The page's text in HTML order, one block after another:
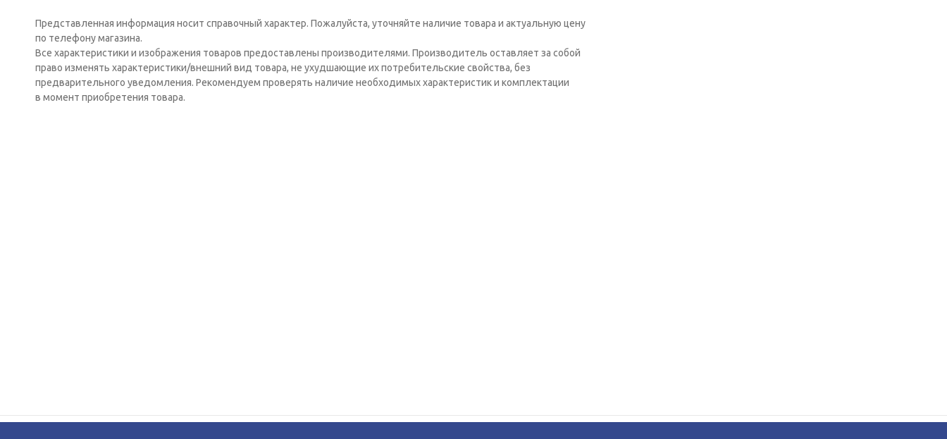
Представленная информация носит справочный характер. Пожалуйста, уточняйте наличие товара и актуальную цену
по телефону магазина.
Все характеристики и изображения товаров предоставлены производителями. Производитель оставляет за собой
право изменять характеристики/внешний вид товара, не ухудшающие их потребительские свойства, без
предварительного уведомления. Рекомендуем проверять наличие необходимых характеристик и комплектации
в момент приобретения товара.